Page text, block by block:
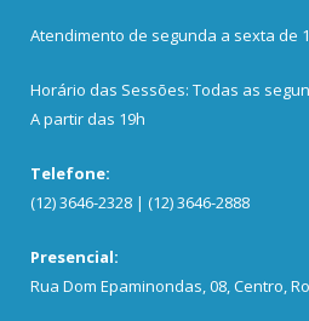
Atendimento de segunda a sexta de
Horário das Sessões: Todas as
A partir das 19h
Telefone:
(12) 3646-2328 | (12) 3646-2888
Presencial:
Rua Dom Epaminondas, 08, Centro,